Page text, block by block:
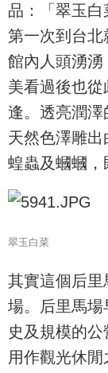
品：「翠玉
第一次到台
館內人頭湧湧
美看過後也
逢。透亮潤
天然色澤雕
蝗蟲及蟈蟈，
翠玉白菜
其實這個后
場。后里馬
史及規模的
用作觀光休